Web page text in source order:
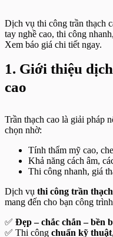
Dịch vụ thi công trần thạch
tay nghề cao, thi công
Xem báo giá chi tiết ngay.
1. Giới thiệu
cao
Trần thạch cao là giải pháp
chọn nhờ:
Tính thẩm mỹ cao,
Khả năng cách âm,
Thi công nhanh, giá
Dịch vụ thi công trần
mang đến cho bạn công
✅ Đẹp – chắc chắn – bền
✅ Thi công chuẩn kỹ thuật